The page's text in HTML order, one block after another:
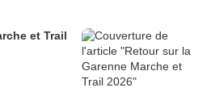
et Trail